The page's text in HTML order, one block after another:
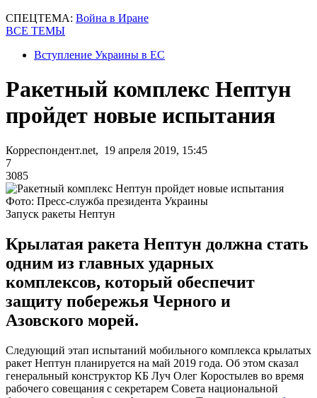
СПЕЦТЕМА: Война в Иране
ВСЕ ТЕМЫ
Вступление Украины в ЕС
Ракетный комплекс Нептун
пройдет новые испытания
Корреспондент.net, 19 апреля 2019, 15:45
7
3085
Фото: Пресс-служба президента Украины
Запуск ракеты Нептун
Крылатая ракета Нептун должна стать
одним из главных ударных
комплексов, который обеспечит
защиту побережья Черного и
Азовского морей.
Следующий этап испытаний мобильного комплекса крылатых
ракет Нептун планируется на май 2019 года. Об этом сказал
генеральный конструктор КБ Луч Олег Коростылев во время
рабочего совещания с секретарем Совета национальной